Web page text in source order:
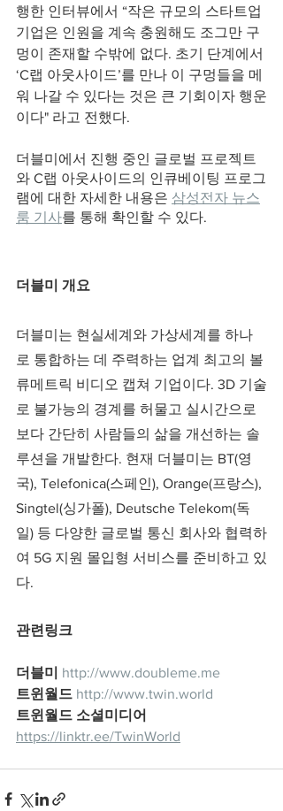
행한 인터뷰에서 “작은 규모의 스타트업
기업은 인원을 계속 충원해도 조그만 구
멍이 존재할 수밖에 없다. 초기 단계에서
‘C랩 아웃사이드’를 만나 이 구멍들을 메
워 나갈 수 있다는 것은 큰 기회이자 행운
이다" 라고 전했다.
더블미에서 진행 중인 글로벌 프로젝트
와 C랩 아웃사이드의 인큐베이팅 프로그
램에 대한 자세한 내용은 삼성전자 뉴스
룸 기사를 통해 확인할 수 있다.
더블미 개요
더블미는 현실세계와 가상세계를 하나
로 통합하는 데 주력하는 업계 최고의 볼
류메트릭 비디오 캡쳐 기업이다. 3D 기술
로 불가능의 경계를 허물고 실시간으로
보다 간단히 사람들의 삶을 개선하는 솔
루션을 개발한다. 현재 더블미는 BT(영
국), Telefonica(스페인), Orange(프랑스),
Singtel(싱가폴), Deutsche Telekom(독
일) 등 다양한 글로벌 통신 회사와 협력하
여 5G 지원 몰입형 서비스를 준비하고 있
다.
관련링크
더블미
http://www.doubleme.me
트윈월드 http://www.twin.world
트윈월드 소셜미디어
https://linktr.ee/TwinWorld